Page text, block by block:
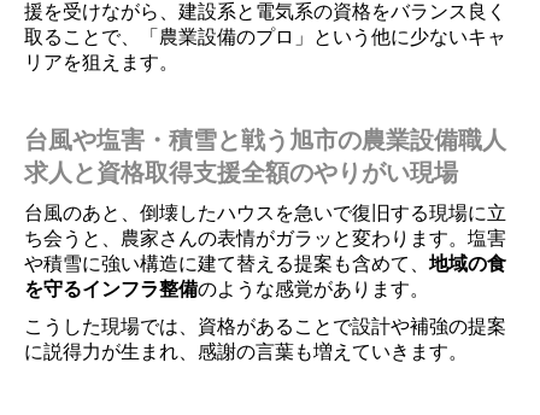
援を受けながら、建設系と電気系の資格をバランス良く
取ることで、「農業設備のプロ」という他に少ないキャ
リアを狙えます。
台風や塩害・積雪と戦う旭市の農業設備職人
求人と資格取得支援全額のやりがい現場
台風のあと、倒壊したハウスを急いで復旧する現場に立
ち会うと、農家さんの表情がガラッと変わります。塩害
や積雪に強い構造に建て替える提案も含めて、 地域の食
を守るインフラ整備のような感覚があります。
こうした現場では、資格があることで設計や補強の提案
に説得力が生まれ、感謝の言葉も増えていきます。